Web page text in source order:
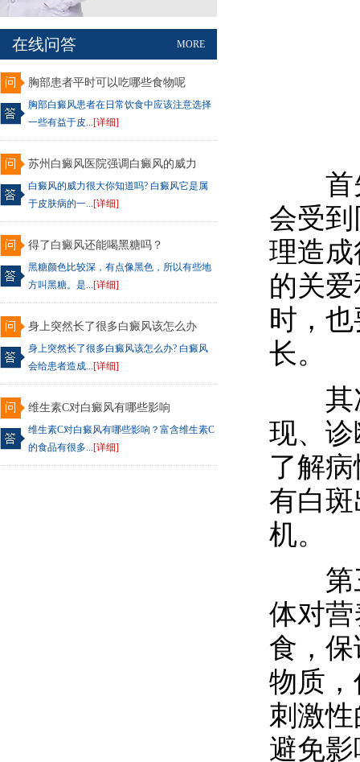
MORE
在线问答
胸部患者平时可以吃哪些食物呢
胸部白癜风患者在日常饮食中应该注意选择
一些有益于皮...[详细]
苏州白癜风医院强调白癜风的威力
白癜风的威力很大你知道吗? 白癜风它是属
于皮肤病的一...[详细]
得了白癜风还能喝黑糖吗？
黑糖颜色比较深，有点像黑色，所以有些地
方叫黑糖。是...[详细]
身上突然长了很多白癜风该怎么办
身上突然长了很多白癜风该怎么办? 白癜风
会给患者造成...[详细]
维生素C对白癜风有哪些影响
维生素C对白癜风有哪些影响？富含维生素C
的食品有很多...[详细]
首先
会受
理造
的关
时，
长。
其次
现、
了解
有白
机。
第三
体对
食，
物质
刺激
避免